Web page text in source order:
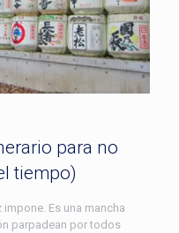
para no
tiempo)
Es una mancha
parpadean por todos